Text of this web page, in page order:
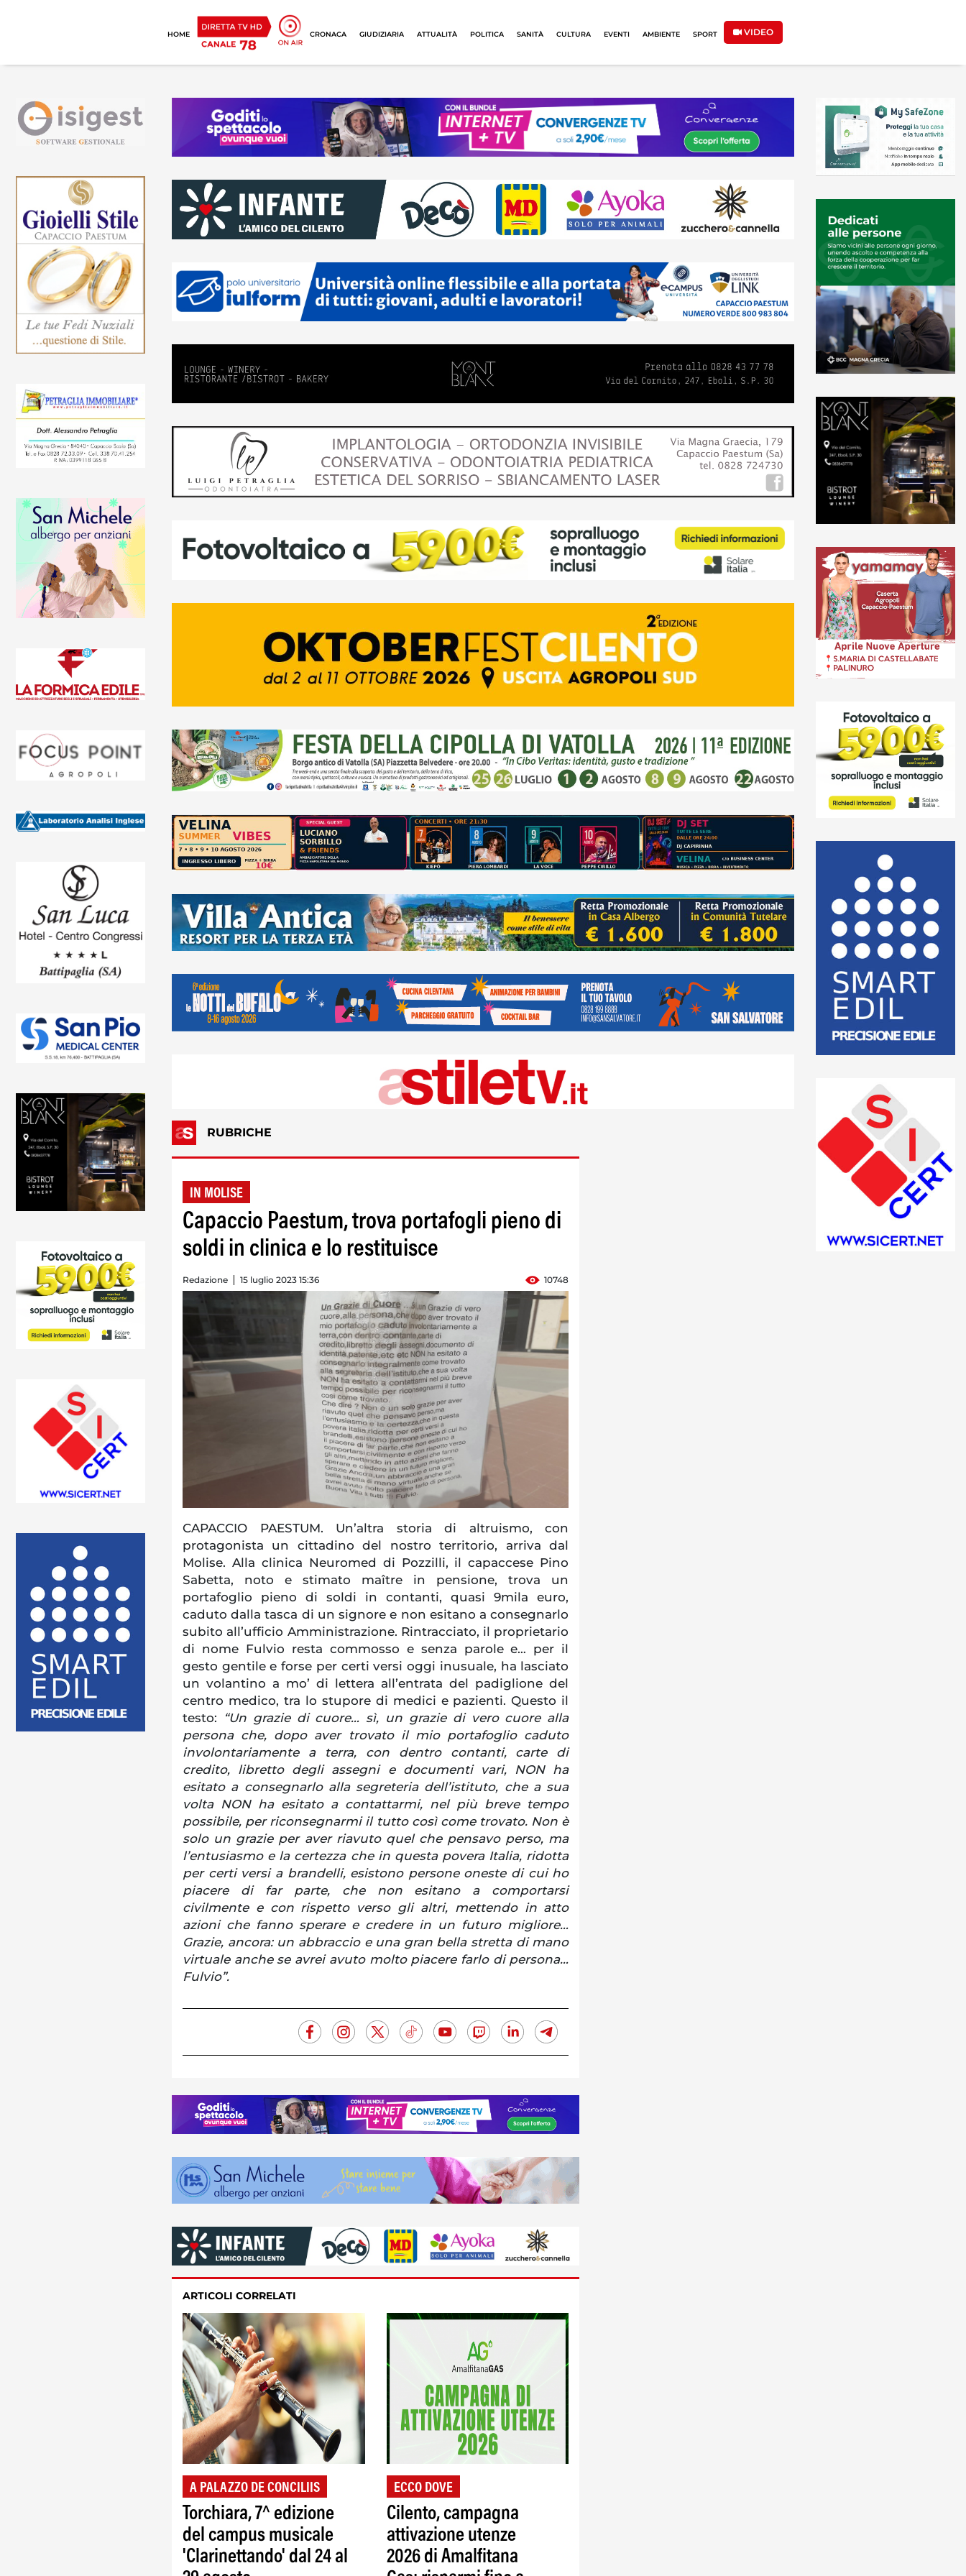
HOME CRONACA GIUDIZIARIA ATTUALITÀ POLITICA SANITÀ CULTURA EVENTI AMBIENTE SPORT VIDEO
RUBRICHE
IN MOLISE
Capaccio Paestum, trova portafogli pieno di
soldi in clinica e lo restituisce
Redazione 15 luglio 2023 15:36 10748
CAPACCIO PAESTUM. Un’altra storia di altruismo, con
protagonista un cittadino del nostro territorio, arriva dal
Molise. Alla clinica Neuromed di Pozzilli, il capaccese Pino
Sabetta, noto e stimato maître in pensione, trova un
portafoglio pieno di soldi in contanti, quasi 9mila euro,
caduto dalla tasca di un signore e non esitano a consegnarlo
subito all’ufficio Amministrazione. Rintracciato, il proprietario
di nome Fulvio resta commosso e senza parole e… per il
gesto gentile e forse per certi versi oggi inusuale, ha lasciato
un volantino a mo’ di lettera all’entrata del padiglione del
centro medico, tra lo stupore di medici e pazienti. Questo il
testo:
“Un grazie di cuore… sì, un grazie di vero cuore alla
persona che, dopo aver trovato il mio portafoglio caduto
involontariamente a terra, con dentro contanti, carte di
credito, libretto degli assegni e documenti vari, NON ha
esitato a consegnarlo alla segreteria dell’istituto, che a sua
volta NON ha esitato a contattarmi, nel più breve tempo
possibile, per riconsegnarmi il tutto così come trovato. Non è
solo un grazie per aver riavuto quel che pensavo perso, ma
l’entusiasmo e la certezza che in questa povera Italia, ridotta
per certi versi a brandelli, esistono persone oneste di cui ho
piacere di far parte, che non esitano a comportarsi
civilmente e con rispetto verso gli altri, mettendo in atto
azioni che fanno sperare e credere in un futuro migliore…
Grazie, ancora: un abbraccio e una gran bella stretta di mano
virtuale anche se avrei avuto molto piacere farlo di persona…
Fulvio”.
ARTICOLI CORRELATI
A PALAZZO DE CONCILIIS
Torchiara, 7^ edizione
del campus musicale
'Clarinettando' dal 24 al
ECCO DOVE
Cilento, campagna
attivazione utenze
2026 di Amalfitana